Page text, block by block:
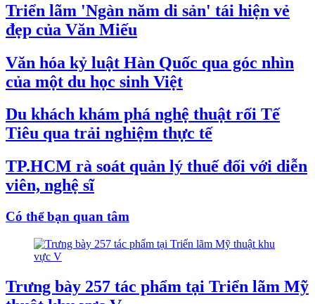
Triển lãm 'Ngàn năm di sản' tái hiện vẻ
đẹp của Văn Miếu
Văn hóa kỷ luật Hàn Quốc qua góc nhìn
của một du học sinh Việt
Du khách khám phá nghệ thuật rối Tế
Tiêu qua trải nghiệm thực tế
TP.HCM rà soát quản lý thuế đối với diễn
viên, nghệ sĩ
Có thể bạn quan tâm
Trưng bày 257 tác phẩm tại Triển lãm Mỹ